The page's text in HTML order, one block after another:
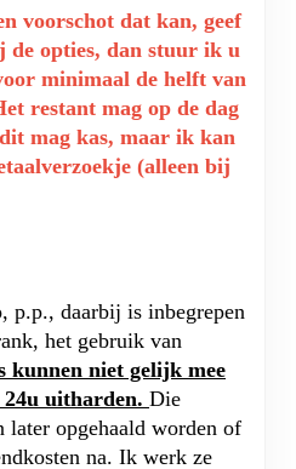
voorschot dat kan, geef
de opties, dan stuur ik u
minimaal de helft van
restant mag op de dag
mag kas, maar ik kan
(alleen bij
p.p., daarbij is inbegrepen
het gebruik van
kunnen niet gelijk mee
uitharden. Die
later opgehaald worden of
na. Ik werk ze